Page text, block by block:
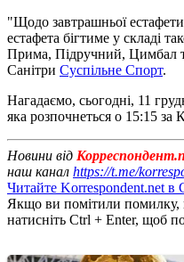
"Щодо завтрашньої
естафета бігтиме у складі
Прима, Підручний, Цимбал
Санітри Суспільне Спорт.
Нагадаємо, сьогодні, 11
яка розпочнеться о 15:15 за
Новини від
наш канал https://t.me/
Читайте Korrespondent.net в
Якщо ви помітили помилку,
натисніть Ctrl + Enter, щоб